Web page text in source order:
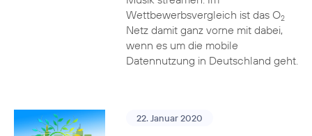
Wettbewerbsvergleich ist das O2
Netz damit ganz vorne mit dabei,
wenn es um die mobile
Datennutzung in Deutschland geht.
22. Januar 2020